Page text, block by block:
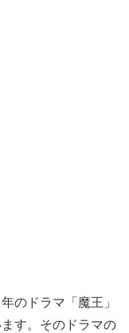
のドラマ「魔王」
す。そのドラマの